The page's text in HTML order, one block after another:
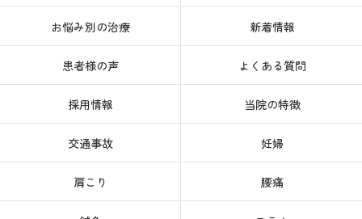
お悩み別の治療 新着情報
患者様の声 よくある質問
採用情報 当院の特徴
交通事故 妊婦
肩こり 腰痛